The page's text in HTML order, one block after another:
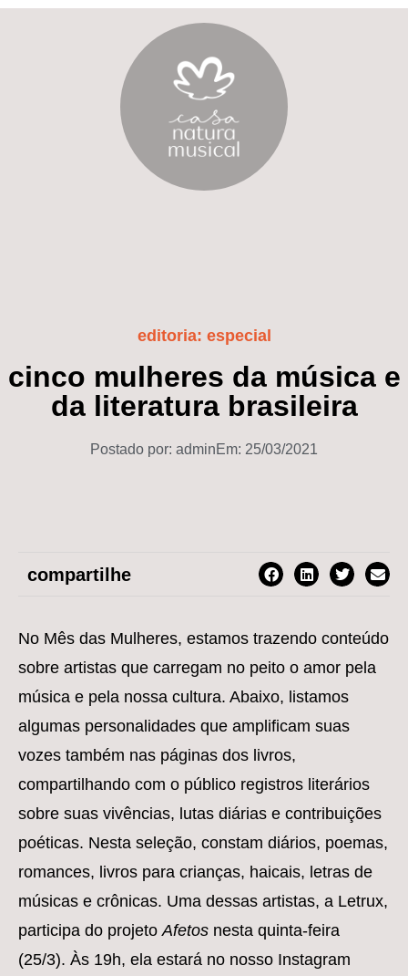
editoria: especial
cinco mulheres da música e
da literatura brasileira
Postado por: adminEm: 25/03/2021
compartilhe
No Mês das Mulheres, estamos trazendo conteúdo
sobre artistas que carregam no peito o amor pela
música e pela nossa cultura. Abaixo, listamos
algumas personalidades que amplificam suas
vozes também nas páginas dos livros,
compartilhando com o público registros literários
sobre suas vivências, lutas diárias e contribuições
poéticas. Nesta seleção, constam diários, poemas,
romances, livros para crianças, haicais, letras de
músicas e crônicas. Uma dessas artistas, a Letrux,
participa do projetoAfetos nesta quinta-feira
(25/3). Às 19h, ela estará no nosso Instagram